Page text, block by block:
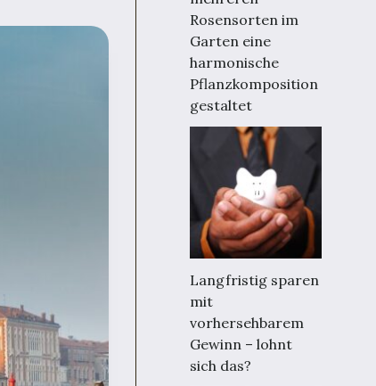
Rosensorten im
Garten eine
harmonische
Pflanzkomposition
gestaltet
Langfristig sparen
mit
vorhersehbarem
Gewinn – lohnt
sich das?